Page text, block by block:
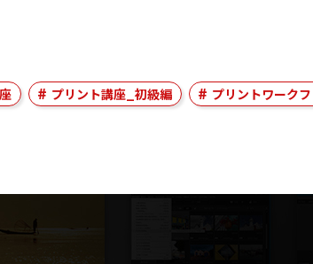
プリント講座_初級編 プリントワーク